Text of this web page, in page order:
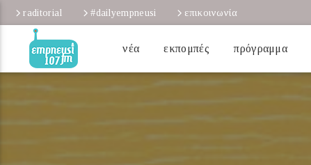
raditorial #dailyempneusi επικοινωνία
νέα εκπομπές πρόγραμμα